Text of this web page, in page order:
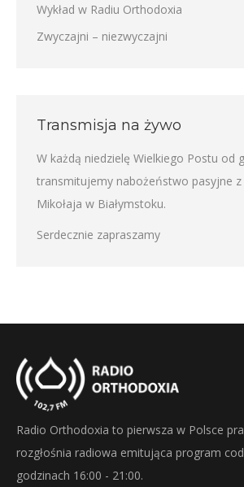
Wykład w Radiu Orthodoxia
Zwyczajni – niezwyczajni
Transmisja na żywo
W każdą niedzielę Wielkiego Postu od
transmitujemy nabożeństwo pasyjne z
Mikołaja w Białymstoku.
Serdecznie zapraszamy
Radio Orthodoxia to pierwsza w Polsce
rozgłośnia radiowa emitująca program
godzinach 16:00 - 21:00.